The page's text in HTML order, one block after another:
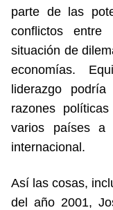
parte de las
conflictos entre
situación de
economías.
liderazgo
razones
varios países a
internacional.
Así las cosas,
del año 2001,